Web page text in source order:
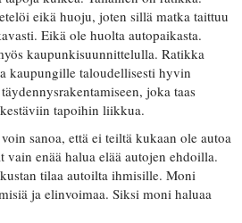
eikä huoju, joten sillä matka taittuu
Eikä ole huolta autopaikasta.
kaupunkisuunnittelulla. Ratikka
kaupungille taloudellisesti hyvin
joka taas
tapoihin liikkua.
sanoa, että ei teiltä kukaan ole autoa
vain enää halua elää autojen ehdoilla.
tilaa autoilta ihmisille. Moni
ja elinvoimaa. Siksi moni haluaa